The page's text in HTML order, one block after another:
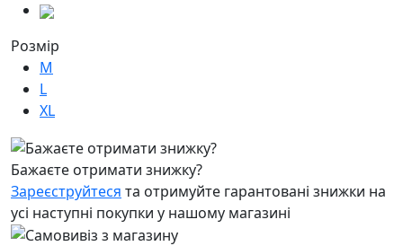
Розмір
M
L
XL
Бажаєте отримати знижку?
Зареєструйтеся та отримуйте гарантовані знижки на
усі наступні покупки у нашому магазині